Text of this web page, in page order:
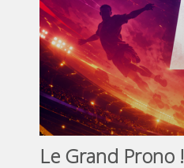
Le Grand Prono !